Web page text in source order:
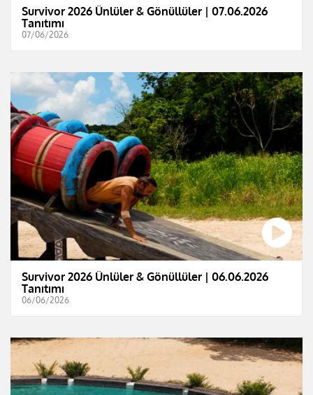
Survivor 2026 Ünlüler & Gönüllüler | 07.06.2026
Tanıtımı
07/06/2026
Survivor 2026 Ünlüler & Gönüllüler | 06.06.2026
Tanıtımı
06/06/2026